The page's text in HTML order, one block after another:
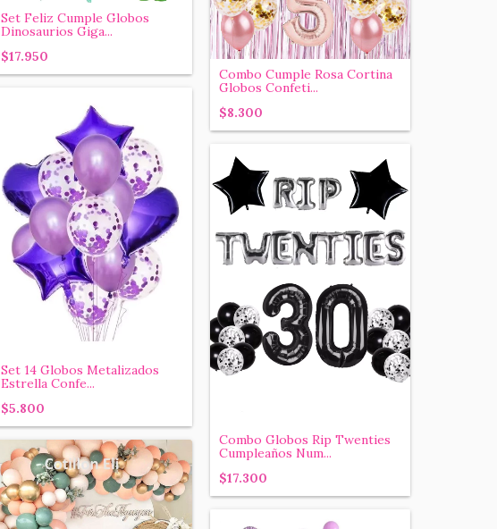
Set Feliz Cumple Globos
Dinosaurios Giga...
$17.950
Combo Cumple Rosa Cortina
Globos Confeti...
$8.300
Set 14 Globos Metalizados
Estrella Confe...
$5.800
Combo Globos Rip Twenties
Cumpleaños Num...
$17.300